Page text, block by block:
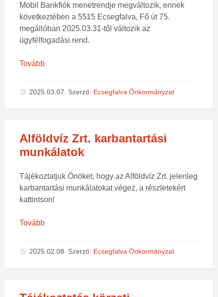
Mobil Bankfiók menetrendje megváltozik, ennek
következtében a 5515 Ecsegfalva, Fő út 75.
megállóban 2025.03.31-től változik az
ügyfélfogadási rend.
Tovább
2025.03.07. Szerző: Ecsegfalva Önkormányzat
Alföldvíz Zrt. karbantartási
munkálatok
Tájékoztatjuk Önöket, hogy az Alföldvíz Zrt. jelenleg
karbantartási munkálatokat végez, a részletekért
kattintson!
Tovább
2025.02.08. Szerző: Ecsegfalva Önkormányzat